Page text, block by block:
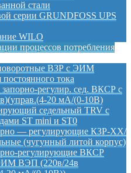
стали
серии GRUNDFOSS UPS
WILO
процессов потребления
ВЗР с ЭИМ
тока
регулир. сед. ВКСР с
20 мА/(0-10В)
седельный TRV с
ST mini и ST0
— регулирующие КЗР-ХХ/
(чугунный литой корпус)
регулирующие ВКСР
ВЭП (220в/24в